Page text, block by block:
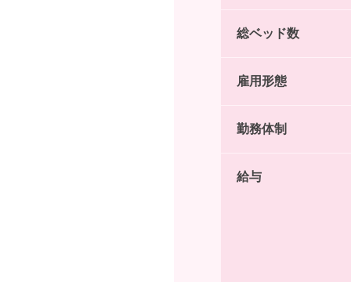
総ベッド数
雇用形態
勤務体制
給与